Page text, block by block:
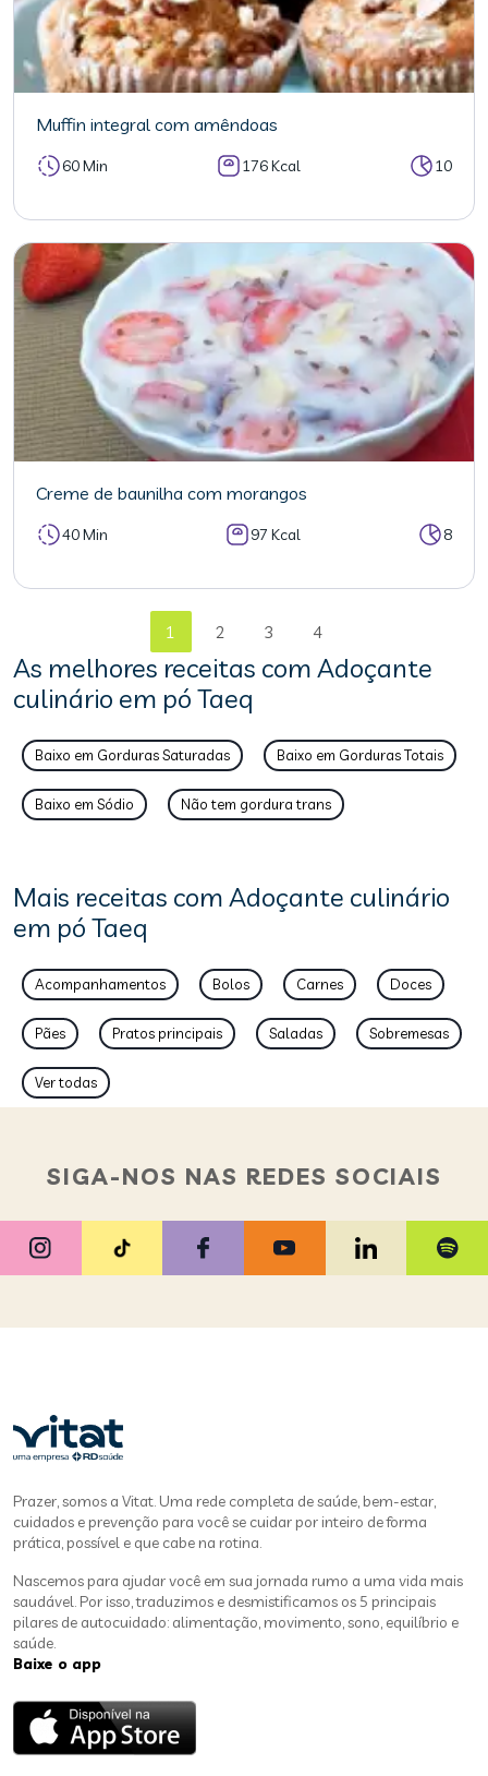
Muffin integral com amêndoas
60 Min 176 Kcal 10
Creme de baunilha com morangos
40 Min 97 Kcal 8
1 2 3 4
As melhores receitas com Adoçante
culinário em pó Taeq
Baixo em Gorduras Saturadas Baixo em Gorduras Totais
Baixo em Sódio Não tem gordura trans
Mais receitas com Adoçante culinário
em pó Taeq
Acompanhamentos Bolos Carnes Doces
Pães Pratos principais Saladas Sobremesas
Ver todas
SIGA-NOS NAS REDES SOCIAIS
Prazer, somos a Vitat. Uma rede completa de saúde, bem-estar,
cuidados e prevenção para você se cuidar por inteiro de forma
prática, possível e que cabe na rotina.
Nascemos para ajudar você em sua jornada rumo a uma vida mais
saudável. Por isso, traduzimos e desmistificamos os 5 principais
pilares de autocuidado: alimentação, movimento, sono, equilíbrio e
saúde.
Baixe o app